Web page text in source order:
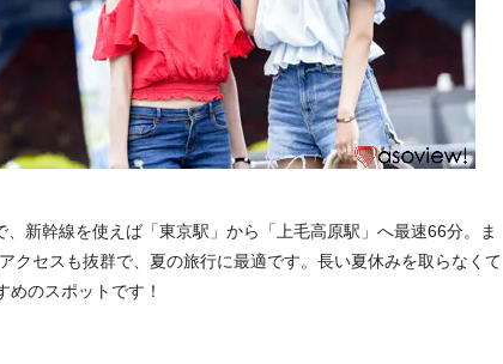
新幹線を使えば「東京駅」から「上毛高原駅」へ最速66分。ま
クセスも抜群で、夏の旅行に最適です。長い夏休みを取らなくて
めのスポットです！